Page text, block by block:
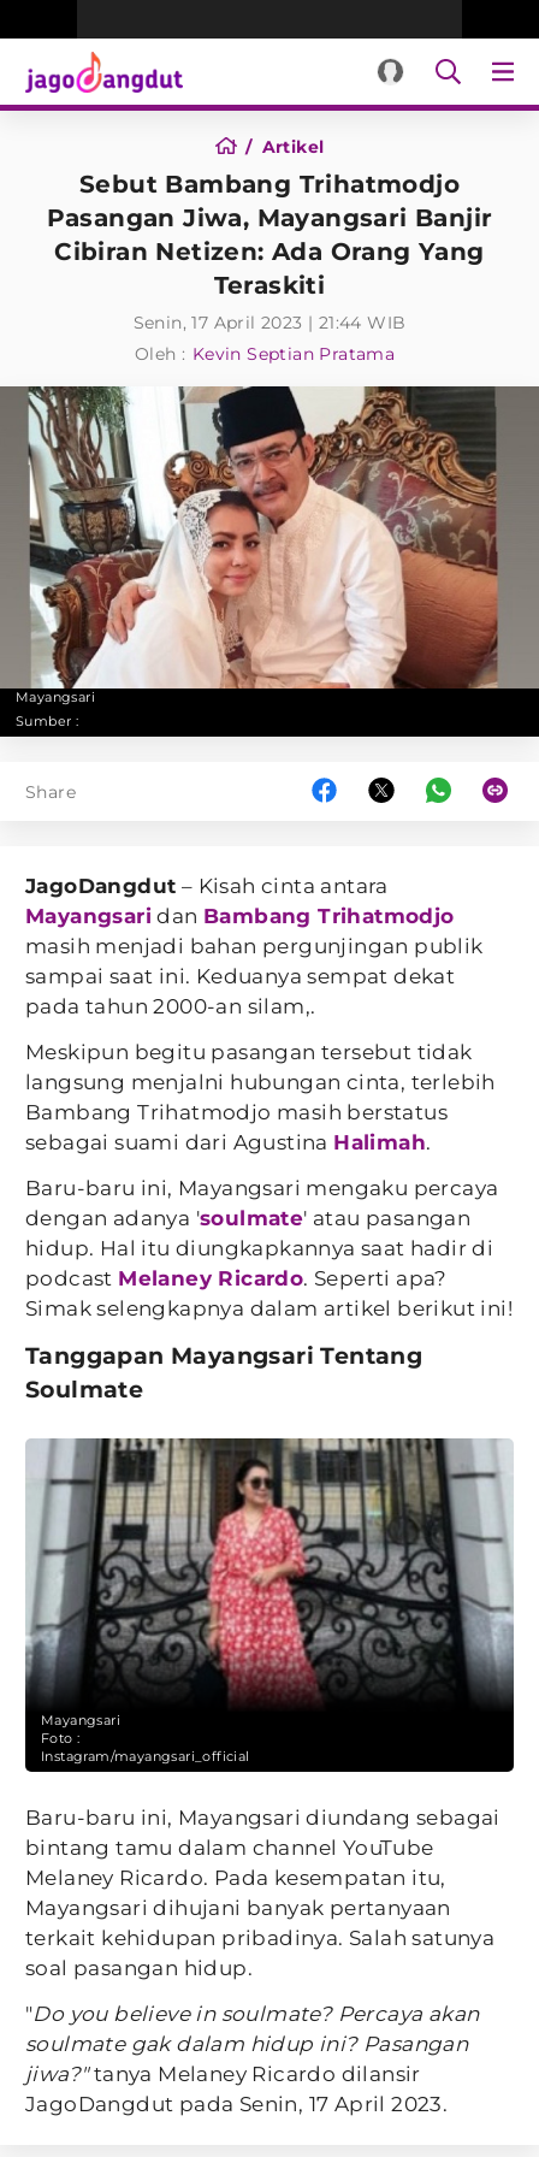
Artikel
Sebut Bambang Trihatmodjo
Pasangan Jiwa, Mayangsari Banjir
Cibiran Netizen: Ada Orang Yang
Teraskiti
Senin, 17 April 2023 | 21:44 WIB
Oleh : Kevin Septian Pratama
Mayangsari
Sumber :
Share
JagoDangdut – Kisah cinta antara
Mayangsari dan Bambang Trihatmodjo
masih menjadi bahan pergunjingan publik
sampai saat ini. Keduanya sempat dekat
pada tahun 2000-an silam,.
Meskipun begitu pasangan tersebut tidak
langsung menjalni hubungan cinta, terlebih
Bambang Trihatmodjo masih berstatus
sebagai suami dari Agustina Halimah.
Baru-baru ini, Mayangsari mengaku percaya
dengan adanya 'soulmate' atau pasangan
hidup. Hal itu diungkapkannya saat hadir di
podcast Melaney Ricardo. Seperti apa?
Simak selengkapnya dalam artikel berikut ini!
Tanggapan Mayangsari Tentang
Soulmate
Mayangsari
Foto :
Instagram/mayangsari_official
Baru-baru ini, Mayangsari diundang sebagai
bintang tamu dalam channel YouTube
Melaney Ricardo. Pada kesempatan itu,
Mayangsari dihujani banyak pertanyaan
terkait kehidupan pribadinya. Salah satunya
soal pasangan hidup.
"Do you believe in soulmate? Percaya akan
soulmate gak dalam hidup ini? Pasangan
jiwa?"tanya Melaney Ricardo dilansir
JagoDangdut pada Senin, 17 April 2023.